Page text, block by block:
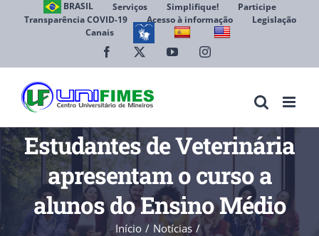
BRASIL Serviços Simplifique!
Participe
Transparência COVID-19
Acesso à informação
Legislação
Canais
Facebook YouTubeInstagram
Estudantes de Veterinária
apresentam o curso a
alunos do Ensino Médio
Início
Notícias